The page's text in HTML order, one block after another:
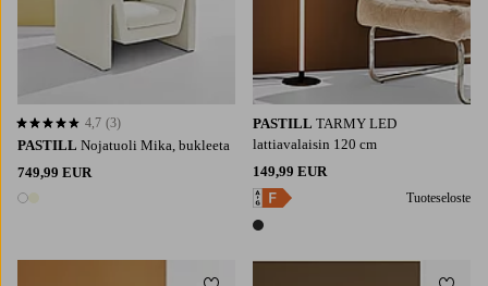
PASTILL Nojatuoli Mika, bukleeta
749,99 EUR
2 värejä
4,7 perustuen 3 arvosanaan
4,7 (3) PASTILL TARMY LED
lattiavalaisin 120 cm
149,99 EUR
Tuoteseloste
1 väri